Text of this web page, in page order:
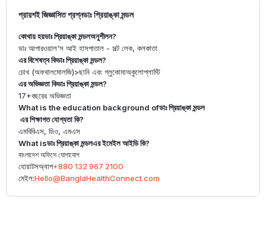
প্রায়শই জিজ্ঞাসিত প্রশ্নডাঃ প্রিয়াঙ্কা মন্ডল
কোথায় হয়ডাঃ প্রিয়াঙ্কা মন্ডলঅনুশীলন?
ডাঃ আগারওয়াল'স আই হাসপাতাল - সল্ট লেক, কলকাতা
এর বিশেষত্ব কিডাঃ প্রিয়াঙ্কা মন্ডল?
চোখ (অফথালমোলজি)>ছানি এবং গ্লুকোমাঅকুলোপ্লাস্টি
এর অভিজ্ঞতা কিডাঃ প্রিয়াঙ্কা মন্ডল?
17+বছরের অভিজ্ঞতা
What is the education background ofডাঃ প্রিয়াঙ্কা মন্ডল
এর শিক্ষাগত যোগ্যতা কি?
এমবিবিএস, ডিও, এমএস
What isডাঃ প্রিয়াঙ্কা মন্ডলএর ইমেইল আইডি কি?
বাংলাদেশ অফিসে যোগাযোগ
হোয়াটসঅ্যাপ+880 132 967 2100
মেইল:Hello@BanglaHealthConnect.com